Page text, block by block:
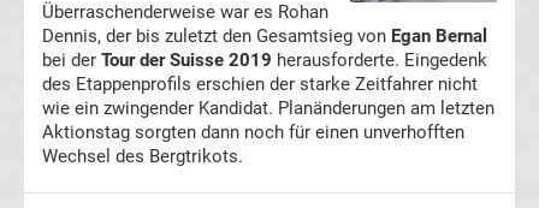
Ergebnisse
2.
Liga
Ergebnisse
Überraschenderweise war es Rohan
Dennis, der bis zuletzt den Gesamtsieg von Egan Bernal
bei der Tour der Suisse 2019 herausforderte. Eingedenk
des Etappenprofils erschien der starke Zeitfahrer nicht
wie ein zwingender Kandidat. Planänderungen am letzten
Aktionstag sorgten dann noch für einen unverhofften
Wechsel des Bergtrikots.